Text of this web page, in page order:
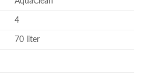
4
70 liter